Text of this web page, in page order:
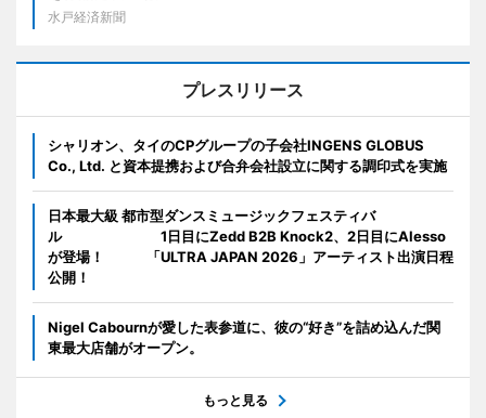
水戸経済新聞
プレスリリース
シャリオン、タイのCPグループの子会社INGENS GLOBUS
Co., Ltd. と資本提携および合弁会社設立に関する調印式を実施
日本最大級 都市型ダンスミュージックフェスティバ
ル 1日目にZedd B2B Knock2、2日目にAlesso
が登場！ 「ULTRA JAPAN 2026」アーティスト出演日程
公開！
Nigel Cabournが愛した表参道に、彼の“好き”を詰め込んだ関
東最大店舗がオープン。
もっと見る